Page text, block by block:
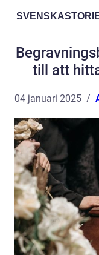
till att
04 januari 2025